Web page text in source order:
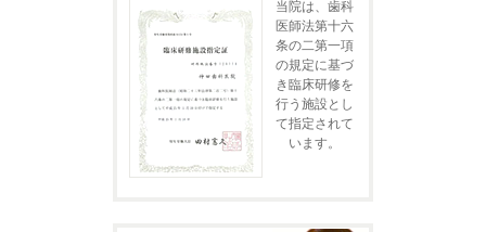
当院は、歯科
医師法第十六
条の二第一項
の規定に基づ
き臨床研修を
行う施設とし
て指定されて
います。